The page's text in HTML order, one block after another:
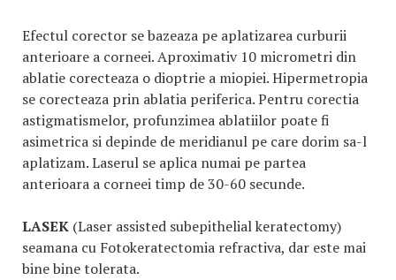
Efectul corector se bazeaza pe aplatizarea curburii
anterioare a corneei. Aproximativ 10 micrometri din
ablatie corecteaza o dioptrie a miopiei. Hipermetropia
se corecteaza prin ablatia periferica. Pentru corectia
astigmatismelor, profunzimea ablatiilor poate fi
asimetrica si depinde de meridianul pe care dorim sa-l
aplatizam. Laserul se aplica numai pe partea
anterioara a corneei timp de 30-60 secunde.
LASEK (Laser assisted subepithelial keratectomy)
seamana cu Fotokeratectomia refractiva, dar este mai
bine bine tolerata.